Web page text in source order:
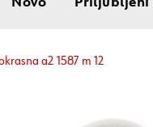
okrasna a2 1587 m 12